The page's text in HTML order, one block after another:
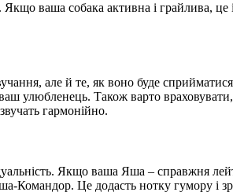
ваша собака активна і грайлива,
але й те, як воно буде
улюбленець. Також варто
гармонійно.
Якщо ваша Яша – справжня
Командор. Це додасть нотку гумору і